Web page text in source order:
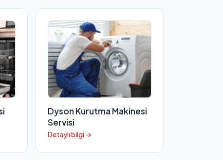
Dyson Kurutma Makinesi
Servisi
Detaylı bilgi →